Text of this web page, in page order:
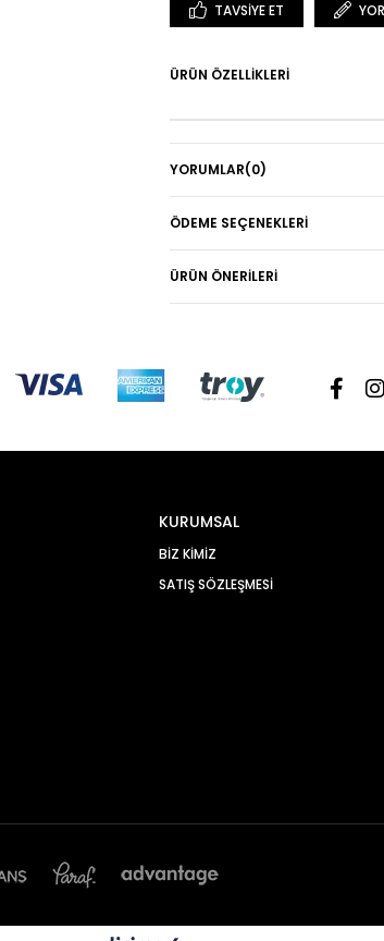
TAVSIYE ET
ÜRÜN ÖZELLIKLERI
YORUMLAR(0)
ÖDEME SEÇENEKLERI
ÜRÜN ÖNERILERI
KURUMSAL
BİZ KİMİZ
SATIŞ SÖZLEŞMESİ